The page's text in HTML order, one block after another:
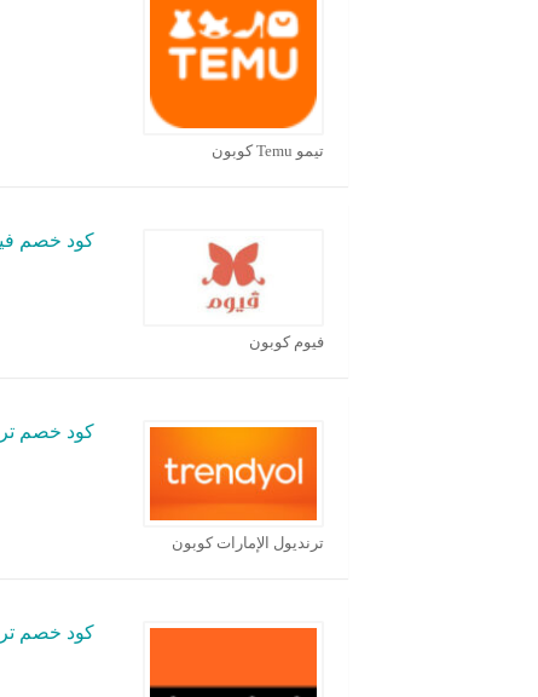
تيمو Temu كوبون
فيوم كوبون
كود خصم
ترنديول الإمارات كوبون
كود خصم
كود خصم